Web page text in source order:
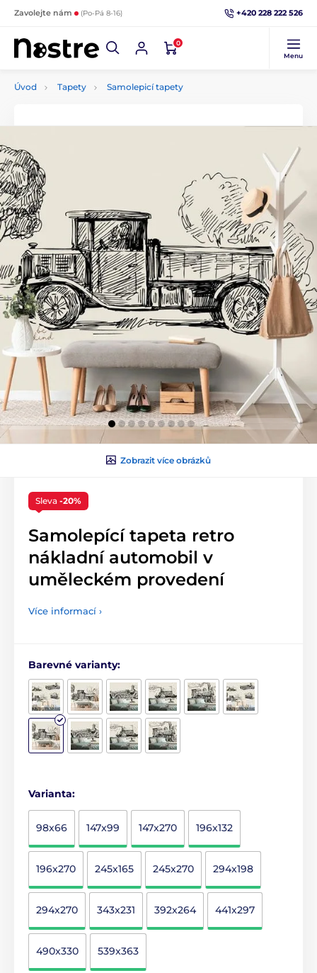
Zavolejte nám (Po-Pá 8-16) +420 228 222 526
0
Menu
Úvod Tapety Samolepicí tapety
Zobrazit více obrázků
Sleva -20%
Samolepící tapeta retro
nákladní automobil v
uměleckém provedení
Více informací ›
Barevné varianty:
Varianta:
98x66 147x99 147x270 196x132
196x270 245x165 245x270 294x198
294x270 343x231 392x264 441x297
490x330 539x363